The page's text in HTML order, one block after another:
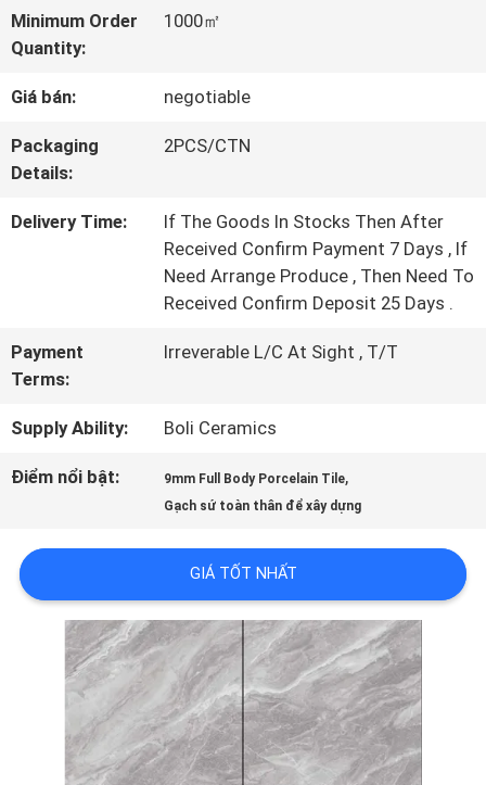
CHUYẾN
THAM
QUAN
SOÁT
CHẤT
LƯỢNG
LIÊN
HỆ
CHÚNG
Minimum Order
Quantity:
1000㎡
Giá bán: negotiable
Packaging
Details:
2PCS/CTN
Delivery Time:
If The Goods In Stocks Then After
Received Confirm Payment 7 Days , If
Need Arrange Produce , Then Need To
Received Confirm Deposit 25 Days .
Payment
Terms:
Irreverable L/C At Sight , T/T
Supply Ability: Boli Ceramics
Điểm nổi bật: 9mm Full Body Porcelain Tile,
Gạch sứ toàn thân để xây dựng
GIÁ TỐT NHẤT